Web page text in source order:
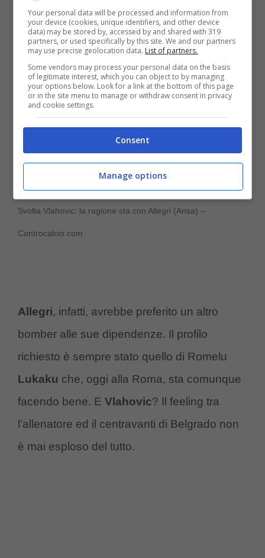
bianconero più forte e incisivo che mai: con
Vlahovic fuori dai piani .
Svolta Vlahovic: la ragione sta con Allegri (Ansa) –
Controcalcio.com
Allegri, infatti, avrebbe preferito un altro
bomber alle sue dipendenze. Il profilo
richiesto è sempre stato quello di Romelu
Lukaku che, oggi alla Roma, sta comunque
facendo bene. E Vlahovic? Il feeling tra
l’allenatore ed il centravanti di Belgrado non
è mai esploso del tutto.
Your personal data will be processed and information from
your device (cookies, unique identifiers, and other device
data) may be stored by, accessed by and shared with 319
partners, or used specifically by this site. We and our partners
may use precise geolocation data. List of partners.
Some vendors may process your personal data on the basis
of legitimate interest, which you can object to by managing
your options below. Look for a link at the bottom of this page
or in the site menu to manage or withdraw consent in privacy
and cookie settings.
Consent
Manage options